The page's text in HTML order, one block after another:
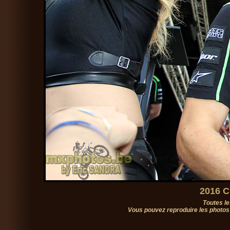
2016
Toutes
Vous pouvez reproduire les